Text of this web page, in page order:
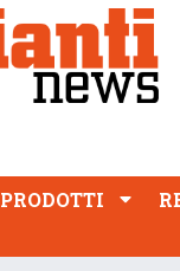
PRODOTTI